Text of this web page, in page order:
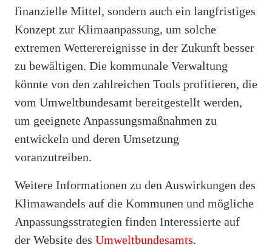
finanzielle Mittel, sondern auch ein langfristiges
Konzept zur Klimaanpassung, um solche
extremen Wetterereignisse in der Zukunft besser
zu bewältigen. Die kommunale Verwaltung
könnte von den zahlreichen Tools profitieren, die
vom Umweltbundesamt bereitgestellt werden,
um geeignete Anpassungsmaßnahmen zu
entwickeln und deren Umsetzung
voranzutreiben.
Weitere Informationen zu den Auswirkungen des
Klimawandels auf die Kommunen und mögliche
Anpassungsstrategien finden Interessierte auf
der Website des Umweltbundesamts.